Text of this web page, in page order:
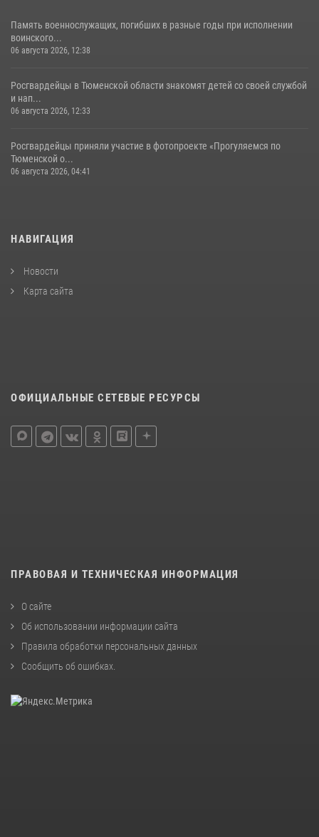
Память военнослужащих, погибших в разные годы при исполнении
воинского...
06 августа 2026, 12:38
Росгвардейцы в Тюменской области знакомят детей со своей службой
и нап...
06 августа 2026, 12:33
Росгвардейцы приняли участие в фотопроекте «Прогуляемся по
Тюменской о...
06 августа 2026, 04:41
НАВИГАЦИЯ
Новости
Карта сайта
ОФИЦИАЛЬНЫЕ СЕТЕВЫЕ РЕСУРСЫ
ПРАВОВАЯ И ТЕХНИЧЕСКАЯ ИНФОРМАЦИЯ
О сайте
Об использовании информации сайта
Правила обработки персональных данных
Сообщить об ошибках